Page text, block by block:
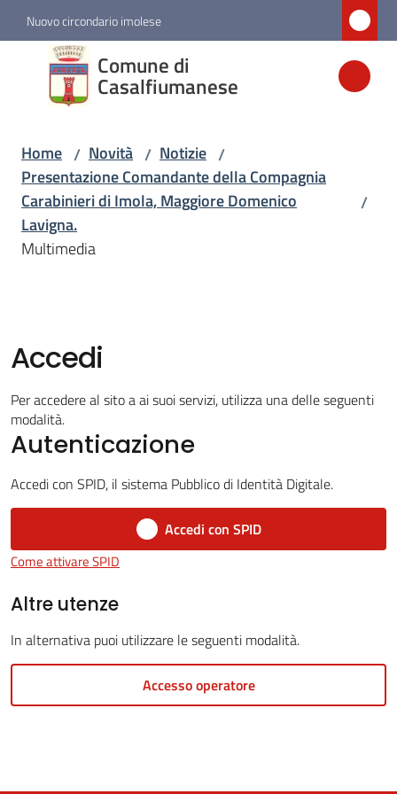
Vai al contenuto
Vai alla navigazione
Vai al footer
Nuovo circondario imolese
Comune di
Casalfiumanese
Comune di
Casalfiumanese
Amministrazione
Novità
Menu selezionato
Casalfiumanese
5x1000
on-
Tutti
gli
Home / Novità / Notizie /
Presentazione Comandante della Compagnia
Carabinieri di Imola, Maggiore Domenico
Lavigna.
/
Multimedia
Accedi
Per accedere al sito a ai suoi servizi, utilizza una delle seguenti
modalità.
Autenticazione
Accedi con SPID, il sistema Pubblico di Identità Digitale.
Accedi con SPID
Come attivare SPID
Altre utenze
In alternativa puoi utilizzare le seguenti modalità.
Accesso operatore